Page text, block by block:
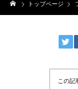
トップページ
この記